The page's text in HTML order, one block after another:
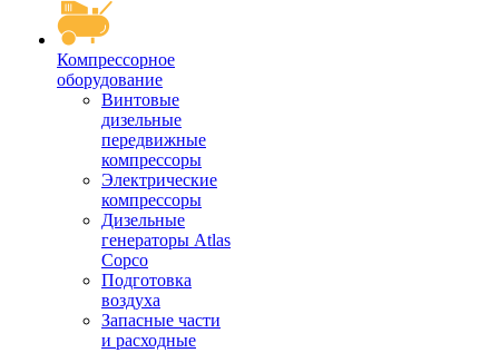
Компрессорное
оборудование
Винтовые
дизельные
передвижные
компрессоры
Электрические
компрессоры
Дизельные
генераторы Atlas
Copco
Подготовка
воздуха
Запасные части
и расходные